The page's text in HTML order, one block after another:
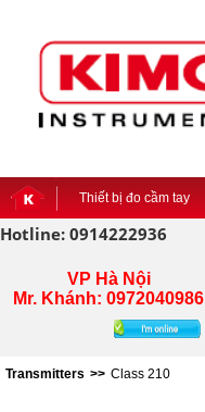
Thiết bị đo cầm tay
Hotline: 0914222936
VP Hà Nội
Mr. Khánh: 0972040986
Transmitters >> Class 210